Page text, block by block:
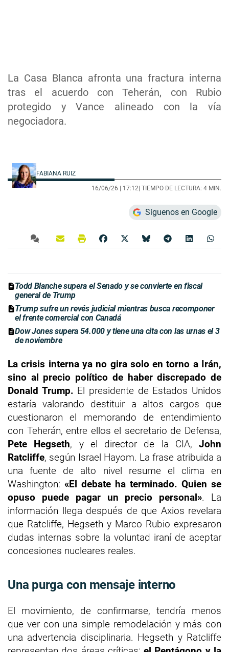
La Casa Blanca afronta una fractura interna
tras el acuerdo con Teherán, con Rubio
protegido y Vance alineado con la vía
negociadora.
FABIANA RUIZ
16/06/26 | 17:12 | TIEMPO DE LECTURA: 4 MIN.
Síguenos en Google
Todd Blanche supera el Senado y se convierte en fiscal
general de Trump
Trump sufre un revés judicial mientras busca recomponer
el frente comercial con Canadá
Dow Jones supera 54.000 y tiene una cita con las urnas el 3
de noviembre
La crisis interna ya no gira solo en torno a Irán,
sino al precio político de haber discrepado de
Donald Trump. El presidente de Estados Unidos
estaría valorando destituir a altos cargos que
cuestionaron el memorando de entendimiento
con Teherán, entre ellos el secretario de Defensa,
Pete Hegseth, y el director de la CIA, John
Ratcliffe, según Israel Hayom. La frase atribuida a
una fuente de alto nivel resume el clima en
Washington: «El debate ha terminado. Quien se
opuso puede pagar un precio personal». La
información llega después de que Axios revelara
que Ratcliffe, Hegseth y Marco Rubio expresaron
dudas internas sobre la voluntad iraní de aceptar
concesiones nucleares reales.
Una purga con mensaje interno
El movimiento, de confirmarse, tendría menos
que ver con una simple remodelación y más con
una advertencia disciplinaria. Hegseth y Ratcliffe